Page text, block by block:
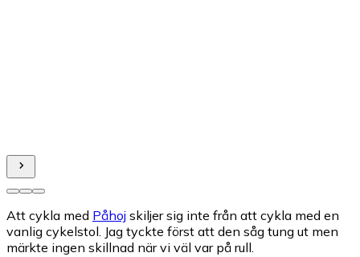
Att cykla med Påhoj skiljer sig inte från att cykla med en
vanlig cykelstol. Jag tyckte först att den såg tung ut men
märkte ingen skillnad när vi väl var på rull.